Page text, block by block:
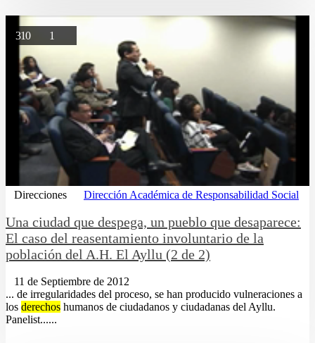
310 1
Direcciones Dirección Académica de Responsabilidad Social
Una ciudad que despega, un pueblo que desaparece:
El caso del reasentamiento involuntario de la
población del A.H. El Ayllu (2 de 2)
11 de Septiembre de 2012
... de irregularidades del proceso, se han producido vulneraciones a
los derechos humanos de ciudadanos y ciudadanas del Ayllu.
Panelist......